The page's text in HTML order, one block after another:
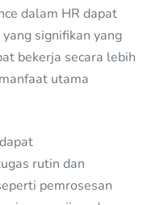
dalam HR dapat
signifikan yang
bekerja secara lebih
utama
rutin dan
pemrosesan